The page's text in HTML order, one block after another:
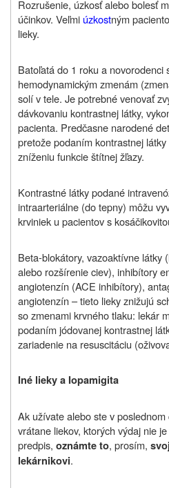
Rozrušenie, úzkosť alebo bolesť
účinkov. Veľmi úzkostným
lieky.
Batoľatá do 1 roku a novorodenci
hemodynamickým zmenám
solí v tele. Je potrebné venovať
dávkovaniu kontrastnej látky,
pacienta. Predčasne narodené
pretože podaním kontrastnej
zníženiu funkcie štítnej žľazy.
Kontrastné látky podané
intraarteriálne (do tepny) môžu
krviniek u pacientov s
Beta-blokátory, vazoaktívne látky
alebo rozšírenie ciev), inhibítory
angiotenzín (ACE inhibítory),
angiotenzín – tieto lieky znižujú
so zmenami krvného tlaku: lekár
podaním jódovanej kontrastnej
zariadenie na resuscitáciu
Iné lieky a Iopamigita
Ak užívate alebo ste v
vrátane liekov, ktorých výdaj nie
predpis, oznámte to, prosím,
lekárnikovi.